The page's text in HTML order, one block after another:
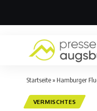
Startseite» Hamburger
VERMISCHTES